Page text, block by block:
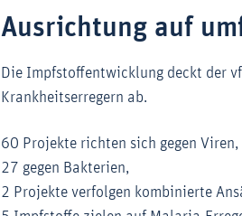
Ausrichtung auf
Die Impfstoffentwicklung deckt der
Krankheitserregern ab.
60 Projekte richten sich gegen Viren,
27 gegen Bakterien,
2 Projekte verfolgen kombinierte